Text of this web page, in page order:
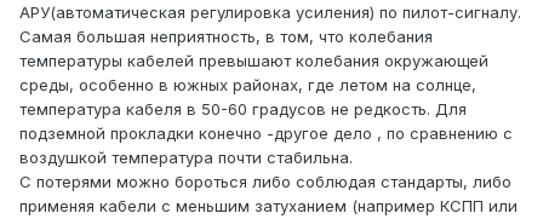
АРУ(автоматическая регулировка усиления) по пилот-сигналу.
Самая большая неприятность, в том, что колебания
температуры кабелей превышают колебания окружающей
среды, особенно в южных районах, где летом на солнце,
температура кабеля в 50-60 градусов не редкость. Для
подземной прокладки конечно -другое дело , по сравнению с
воздушкой температура почти стабильна.
С потерями можно бороться либо соблюдая стандарты, либо
применяя кабели с меньшим затуханием (например КСПП или